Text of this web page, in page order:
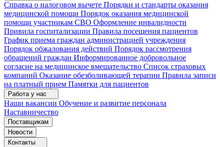
Справка о налоговом вычете Порядки и стандарты оказания
медицинской помощи Порядок оказания медицинской
помощи участникам СВО Оформление инвалидности
Привила госпитализации Правила посещения пациентов
График приема граждан администрацией учреждения
Порядок обжалования действий Порядок рассмотрения
обращений граждан Информированное добровольное
согласие на медицинское вмешательство Список страховых
компаний Оказание обезболивающей терапии Правила записи
на платный прием Памятки для пациентов
Работа у нас
Наши вакансии Обучение и развитие персонала
Наставничество
Поставщикам
Новости
Контакты